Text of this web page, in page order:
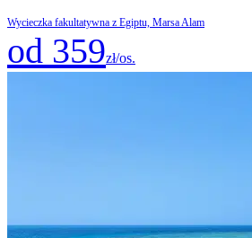
Wycieczka fakultatywna z Egiptu, Marsa Alam
od 359zł/os.